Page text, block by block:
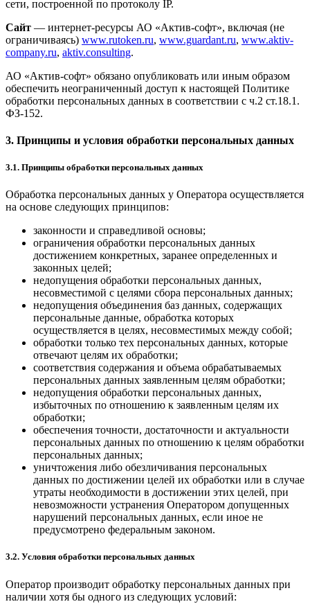
сети, построенной по протоколу IP.
Сайт — интернет-ресурсы АО «Актив-софт», включая (не
ограничиваясь) www.rutoken.ru, www.guardant.ru, www.aktiv-
company.ru, aktiv.consulting.
АО «Актив-софт» обязано опубликовать или иным образом
обеспечить неограниченный доступ к настоящей Политике
обработки персональных данных в соответствии с ч.2 ст.18.1.
ФЗ-152.
3. Принципы и условия обработки персональных данных
3.1. Принципы обработки персональных данных
Обработка персональных данных у Оператора осуществляется
на основе следующих принципов:
законности и справедливой основы;
ограничения обработки персональных данных
достижением конкретных, заранее определенных и
законных целей;
недопущения обработки персональных данных,
несовместимой с целями сбора персональных данных;
недопущения объединения баз данных, содержащих
персональные данные, обработка которых
осуществляется в целях, несовместимых между собой;
обработки только тех персональных данных, которые
отвечают целям их обработки;
соответствия содержания и объема обрабатываемых
персональных данных заявленным целям обработки;
недопущения обработки персональных данных,
избыточных по отношению к заявленным целям их
обработки;
обеспечения точности, достаточности и актуальности
персональных данных по отношению к целям обработки
персональных данных;
уничтожения либо обезличивания персональных
данных по достижении целей их обработки или в случае
утраты необходимости в достижении этих целей, при
невозможности устранения Оператором допущенных
нарушений персональных данных, если иное не
предусмотрено федеральным законом.
3.2. Условия обработки персональных данных
Оператор производит обработку персональных данных при
наличии хотя бы одного из следующих условий: